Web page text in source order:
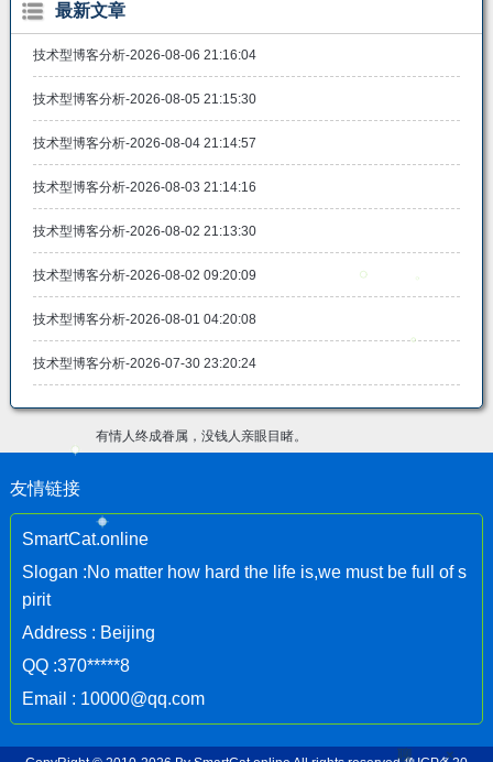
最新文章
技术型博客分析-2026-08-06 21:16:04
技术型博客分析-2026-08-05 21:15:30
技术型博客分析-2026-08-04 21:14:57
技术型博客分析-2026-08-03 21:14:16
技术型博客分析-2026-08-02 21:13:30
技术型博客分析-2026-08-02 09:20:09
技术型博客分析-2026-08-01 04:20:08
技术型博客分析-2026-07-30 23:20:24
友情链接
SmartCat.online
Slogan :No matter how hard the life is,we must be full of s
pirit
Address : Beijing
QQ :370*****8
Email : 10000@qq.com
有情人终成眷属，没钱人亲眼目睹。
聊 ×